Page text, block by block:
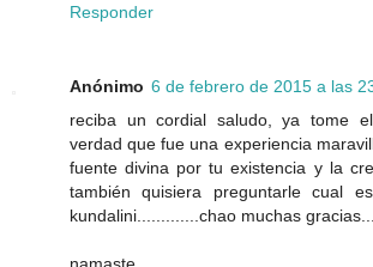
Responder
Anónimo 6 de febrero de 2015 a las
reciba un cordial saludo, ya tome
verdad que fue una experiencia
fuente divina por tu existencia y la
también quisiera preguntarle cual
kundalini.............chao muchas gracias...
namaste.